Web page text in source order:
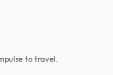
to travel.